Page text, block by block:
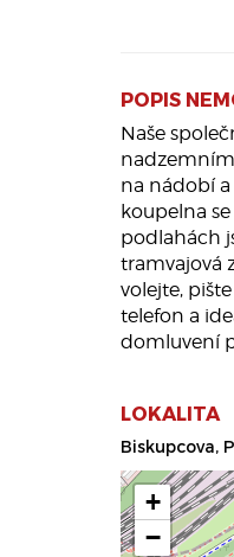
POPIS
Naše
na nádobí
koupelna
podlahách
tramvajová
volejte,
telefon a
domluvení
LOKALITA
Biskupcova,
+
−